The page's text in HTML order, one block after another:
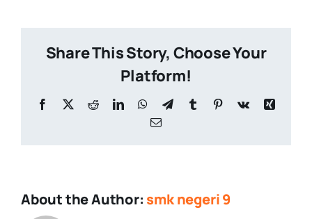
Share This Story, Choose Your
Platform!
Facebook
X RedditLinkedInWhatsApp
TelegramTumblr Pinterest
Vk
Xing
Email
About the Author: smk negeri 9